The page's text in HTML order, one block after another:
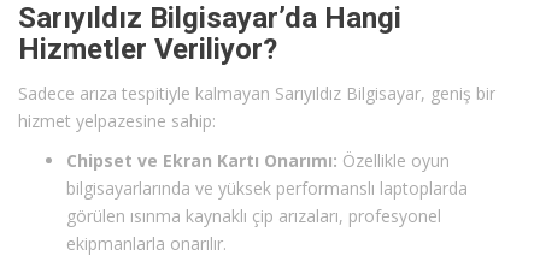
Sarıyıldız Bilgisayar’da Hangi
Hizmetler Veriliyor?
Sadece arıza tespitiyle kalmayan Sarıyıldız Bilgisayar, geniş bir
hizmet yelpazesine sahip:
Chipset ve Ekran Kartı Onarımı: Özellikle oyun
bilgisayarlarında ve yüksek performanslı laptoplarda
görülen ısınma kaynaklı çip arızaları, profesyonel
ekipmanlarla onarılır.